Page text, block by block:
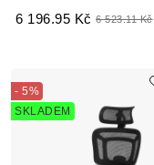
6 196.95 Kč 6 523.11 Kč
- 5%
SKLADEM